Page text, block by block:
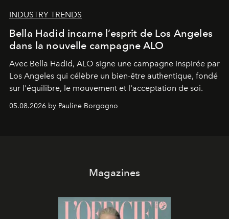
INDUSTRY TRENDS
Bella Hadid incarne l’esprit de Los Angeles
dans la nouvelle campagne ALO
Avec Bella Hadid, ALO signe une campagne inspirée par
Los Angeles qui célèbre un bien-être authentique, fondé
sur l'équilibre, le mouvement et l'acceptation de soi.
05.08.2026 by Pauline Borgogno
Magazines